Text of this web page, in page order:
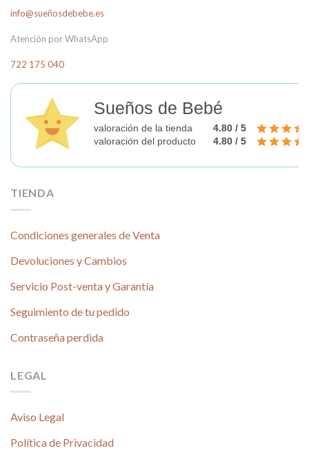
info@sueñosdebebe.es
Atención por WhatsApp
722 175 040
Sueños de Bebé
valoración de la tienda
4.80 / 5
valoración del producto
4.80 / 5
TIENDA
Condiciones generales de Venta
Devoluciones y Cambios
Servicio Post-venta y Garantía
Seguimiento de tu pedido
Contraseña perdida
LEGAL
Aviso Legal
Política de Privacidad